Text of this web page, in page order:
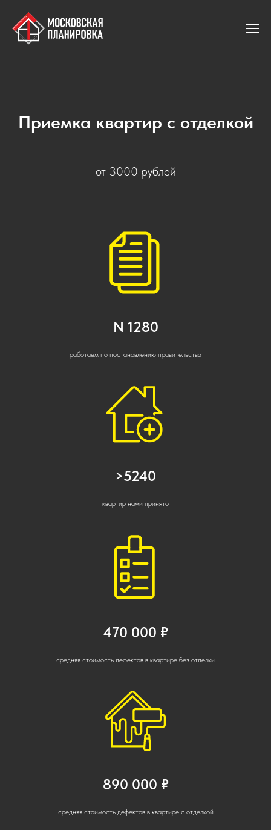
Приемка квартир с отделкой
от 3000 рублей
N 1280
работаем по постановлению правительства
>5240
квартир нами принято
470 000 ₽
средняя стоимость дефектов в квартире без отделки
890 000 ₽
средняя стоимость дефектов в квартире с отделкой